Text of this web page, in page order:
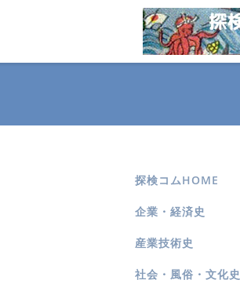
探検コムHOME
企業・経済史
産業技術史
社会・風俗・文化史